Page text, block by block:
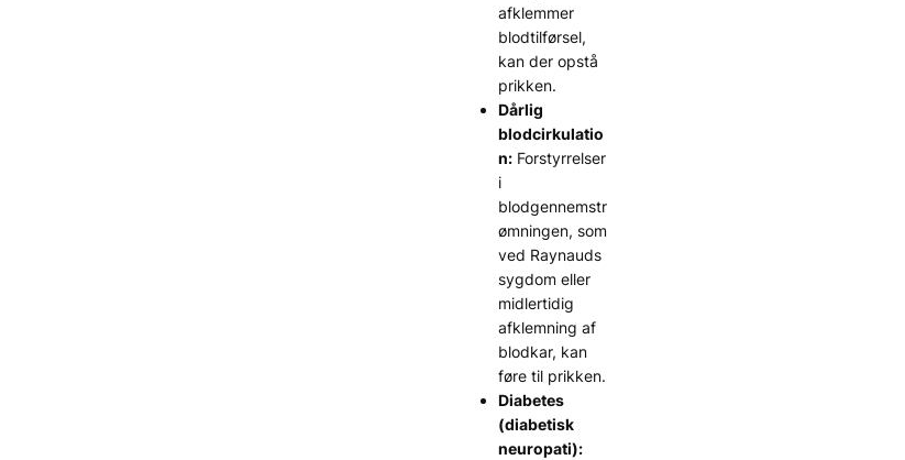
afklemmer
blodtilførsel,
kan der opstå
prikken.
Dårlig
blodcirkulatio
n: Forstyrrelser
i
blodgennemstr
ømningen, som
ved Raynauds
sygdom eller
midlertidig
afklemning af
blodkar, kan
føre til prikken.
Diabetes
(diabetisk
neuropati):